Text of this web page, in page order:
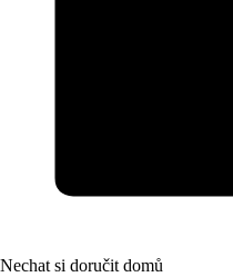
Nechat si doručit domů